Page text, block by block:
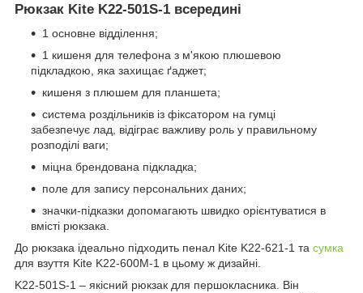
Рюкзак Kite K22-501S-1 всередині
1 основне відділення;
1 кишеня для телефона з м'якою плюшевою
підкладкою, яка захищає ґаджет;
кишеня з плюшем для планшета;
система роздільників із фіксатором на гумці
забезпечує лад, відіграє важливу роль у правильному
розподілі ваги;
міцна брендована підкладка;
поле для запису персональних даних;
значки-підказки допомагають швидко орієнтуватися в
вмісті рюкзака.
До рюкзака ідеально підходить пенал Kite K22-621-1 та сумка
для взуття Kite K22-600M-1 в цьому ж дизайні.
K22-501S-1 – якісний рюкзак для першокласника. Він